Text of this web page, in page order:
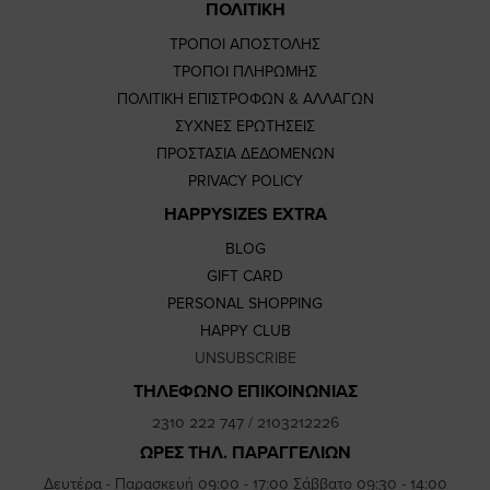
ΠΟΛΙΤΙΚΗ
ΤΡΟΠΟΙ ΑΠΟΣΤΟΛΗΣ
ΤΡΟΠΟΙ ΠΛΗΡΩΜΗΣ
ΠΟΛΙΤΙΚΗ ΕΠΙΣΤΡΟΦΩΝ & ΑΛΛΑΓΩΝ
ΣΥΧΝΕΣ ΕΡΩΤΗΣΕΙΣ
ΠΡΟΣΤΑΣΙΑ ΔΕΔΟΜΕΝΩΝ
PRIVACY POLICY
HAPPYSIZES EXTRA
BLOG
GIFT CARD
PERSONAL SHOPPING
HAPPY CLUB
UNSUBSCRIBE
ΤΗΛΕΦΩΝΟ ΕΠΙΚΟΙΝΩΝΙΑΣ
2310 222 747/ 2103212226
ΩΡΕΣ ΤΗΛ. ΠΑΡΑΓΓΕΛΙΩΝ
Δευτέρα - Παρασκευή 09:00 - 17:00 Σάββατο 09:30 - 14:00